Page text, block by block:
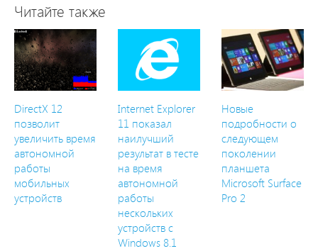
Читайте также
DirectX 12
позволит
увеличить время
автономной
работы
мобильных
устройств
Internet Explorer
11 показал
наилучший
результат в тесте
на время
автономной
работы
нескольких
устройств с
Windows 8.1
Новые
подробности о
следующем
поколении
планшета
Microsoft Surface
Pro 2